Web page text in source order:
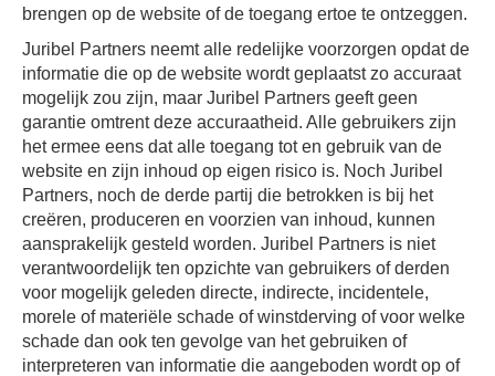
brengen op de website of de toegang ertoe te ontzeggen.
Juribel Partners neemt alle redelijke voorzorgen opdat de
informatie die op de website wordt geplaatst zo accuraat
mogelijk zou zijn, maar Juribel Partners geeft geen
garantie omtrent deze accuraatheid. Alle gebruikers zijn
het ermee eens dat alle toegang tot en gebruik van de
website en zijn inhoud op eigen risico is. Noch Juribel
Partners, noch de derde partij die betrokken is bij het
creëren, produceren en voorzien van inhoud, kunnen
aansprakelijk gesteld worden. Juribel Partners is niet
verantwoordelijk ten opzichte van gebruikers of derden
voor mogelijk geleden directe, indirecte, incidentele,
morele of materiële schade of winstderving of voor welke
schade dan ook ten gevolge van het gebruiken of
interpreteren van informatie die aangeboden wordt op of